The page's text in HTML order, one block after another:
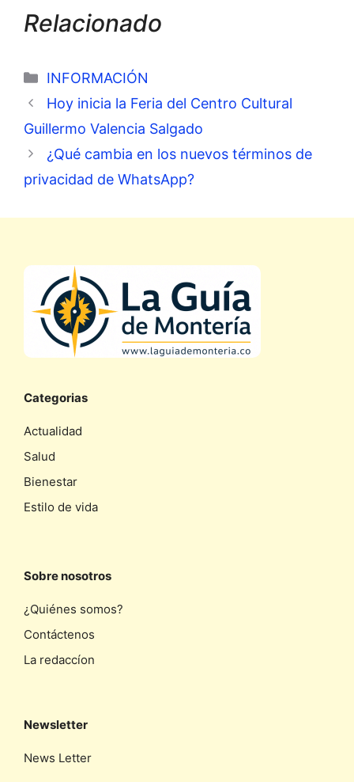
Relacionado
Categorías
INFORMACIÓN
Hoy inicia la Feria del Centro Cultural
Guillermo Valencia Salgado
¿Qué cambia en los nuevos términos de
privacidad de WhatsApp?
Categorias
Actualidad
Salud
Bienestar
Estilo de vida
Sobre nosotros
¿Quiénes somos?
Contáctenos
La redaccíon
Newsletter
News Letter